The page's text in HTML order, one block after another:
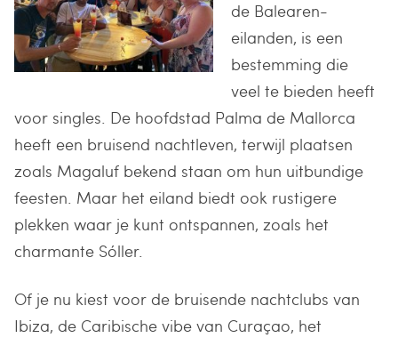
de Balearen-
eilanden, is een
bestemming die
veel te bieden heeft
voor singles. De hoofdstad Palma de Mallorca
heeft een bruisend nachtleven, terwijl plaatsen
zoals Magaluf bekend staan om hun uitbundige
feesten. Maar het eiland biedt ook rustigere
plekken waar je kunt ontspannen, zoals het
charmante Sóller.
Of je nu kiest voor de bruisende nachtclubs van
Ibiza, de Caribische vibe van Curaçao, het